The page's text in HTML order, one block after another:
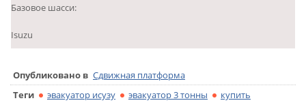
Базовое шасси:
Isuzu
Опубликовано в Сдвижная платформа
Теги
эвакуатор исузу эвакуатор 3 тонны
купить